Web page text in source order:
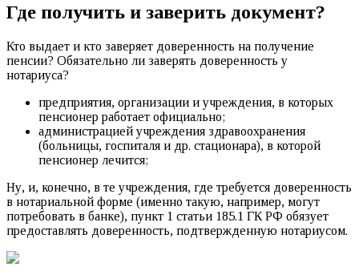
Где получить и заверить документ?
Кто выдает и кто заверяет доверенность на получение
пенсии? Обязательно ли заверять доверенность у
нотариуса?
предприятия, организации и учреждения, в которых
пенсионер работает официально;
администрацией учреждения здравоохранения
(больницы, госпиталя и др. стационара), в которой
пенсионер лечится;
Ну, и, конечно, в те учреждения, где требуется доверенность
в нотариальной форме (именно такую, например, могут
потребовать в банке), пункт 1 статьи 185.1 ГК РФ обязует
предоставлять доверенность, подтвержденную нотариусом.